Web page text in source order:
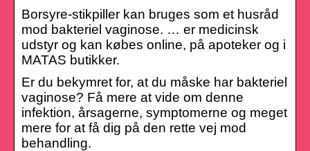
Borsyre-stikpiller kan bruges som et husråd
mod bakteriel vaginose. … er medicinsk
udstyr og kan købes online, på apoteker og i
MATAS butikker.
Er du bekymret for, at du måske har bakteriel
vaginose? Få mere at vide om denne
infektion, årsagerne, symptomerne og meget
mere for at få dig på den rette vej mod
behandling.